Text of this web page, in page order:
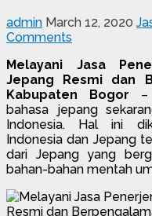
admin March 12, 2020
Comments
Melayani Jasa
Jepang Resmi dan
Kabupaten Bogor
bahasa jepang
Indonesia. Hal ini
Indonesia dan Jepang
dari Jepang yang
bahan-bahan mentah